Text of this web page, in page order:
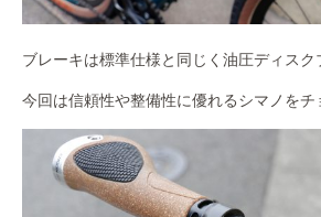
ブレーキは標準仕様と同じく油圧ディスク
今回は信頼性や整備性に優れるシマノをチ